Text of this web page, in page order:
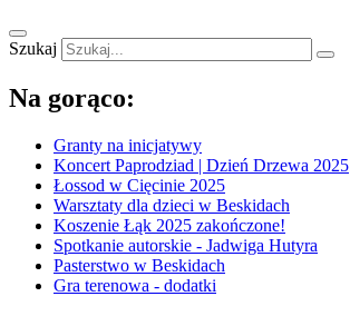
Szukaj
Na gorąco:
Granty na inicjatywy
Koncert Paprodziad | Dzień Drzewa 2025
Łossod w Cięcinie 2025
Warsztaty dla dzieci w Beskidach
Koszenie Łąk 2025 zakończone!
Spotkanie autorskie - Jadwiga Hutyra
Pasterstwo w Beskidach
Gra terenowa - dodatki